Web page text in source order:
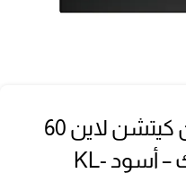
مسطح كهرباء بلت ان كيتشن لاين 60
سم – 4 عيون سيراميك – أسود KL-